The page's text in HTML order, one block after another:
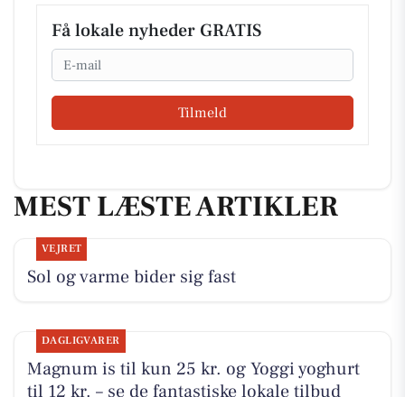
Få lokale nyheder GRATIS
Email
Tilmeld
MEST LÆSTE ARTIKLER
VEJRET
Sol og varme bider sig fast
DAGLIGVARER
Magnum is til kun 25 kr. og Yoggi yoghurt
til 12 kr. – se de fantastiske lokale tilbud